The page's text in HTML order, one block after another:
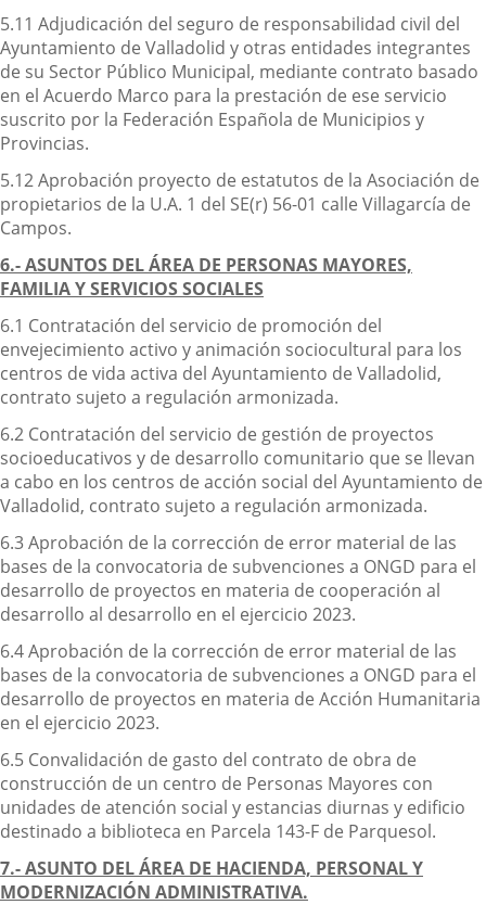
5.11 Adjudicación del seguro de responsabilidad civil del
Ayuntamiento de Valladolid y otras entidades integrantes
de su Sector Público Municipal, mediante contrato basado
en el Acuerdo Marco para la prestación de ese servicio
suscrito por la Federación Española de Municipios y
Provincias.
5.12 Aprobación proyecto de estatutos de la Asociación de
propietarios de la U.A. 1 del SE(r) 56-01 calle Villagarcía de
Campos.
6.- ASUNTOS DEL ÁREA DE PERSONAS MAYORES,
FAMILIA Y SERVICIOS SOCIALES
6.1 Contratación del servicio de promoción del
envejecimiento activo y animación sociocultural para los
centros de vida activa del Ayuntamiento de Valladolid,
contrato sujeto a regulación armonizada.
6.2 Contratación del servicio de gestión de proyectos
socioeducativos y de desarrollo comunitario que se llevan
a cabo en los centros de acción social del Ayuntamiento de
Valladolid, contrato sujeto a regulación armonizada.
6.3 Aprobación de la corrección de error material de las
bases de la convocatoria de subvenciones a ONGD para el
desarrollo de proyectos en materia de cooperación al
desarrollo al desarrollo en el ejercicio 2023.
6.4 Aprobación de la corrección de error material de las
bases de la convocatoria de subvenciones a ONGD para el
desarrollo de proyectos en materia de Acción Humanitaria
en el ejercicio 2023.
6.5 Convalidación de gasto del contrato de obra de
construcción de un centro de Personas Mayores con
unidades de atención social y estancias diurnas y edificio
destinado a biblioteca en Parcela 143-F de Parquesol.
7.- ASUNTO DEL ÁREA DE HACIENDA, PERSONAL Y
MODERNIZACIÓN ADMINISTRATIVA.